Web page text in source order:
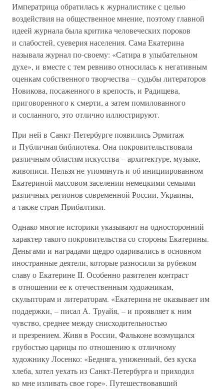
Императрица обратилась к журналистике с целью
воздействия на общественное мнение, поэтому главной
идеей журнала была критика человеческих пороков
и слабостей, суеверия населения. Сама Екатерина
называла журнал по-своему: «Сатира в улыбательном
духе», и вместе с тем ревниво относилась к негативным
оценкам собственного творчества – судьбы литераторов
Новикова, посаженного в крепость, и Радищева,
приговоренного к смерти, а затем помилованного
и сосланного, это отлично иллюстрируют.
При ней в Санкт-Петербурге появились Эрмитаж
и Публичная библиотека. Она покровительствовала
различным областям искусства – архитектуре, музыке,
живописи. Нельзя не упомянуть и об инициированном
Екатериной массовом заселении немецкими семьями
различных регионов современной России, Украины,
а также стран Прибалтики.
Однако многие историки указывают на односторонний
характер такого покровительства со стороны Екатерины.
Деньгами и наградами щедро одаривались в основном
иностранные деятели, которые разносили за рубежом
славу о Екатерине II. Особенно разителен контраст
в отношении ее к отечественным художникам,
скульпторам и литераторам. «Екатерина не оказывает им
поддержки, – писал А. Труайя, – и проявляет к ним
чувство, среднее между снисходительностью
и презрением. Живя в России, Фальконе возмущался
грубостью царицы по отношению к отличному
художнику Лосенко: «Бедняга, униженный, без куска
хлеба, хотел уехать из Санкт-Петербурга и приходил
ко мне изливать свое горе». Путешествовавший